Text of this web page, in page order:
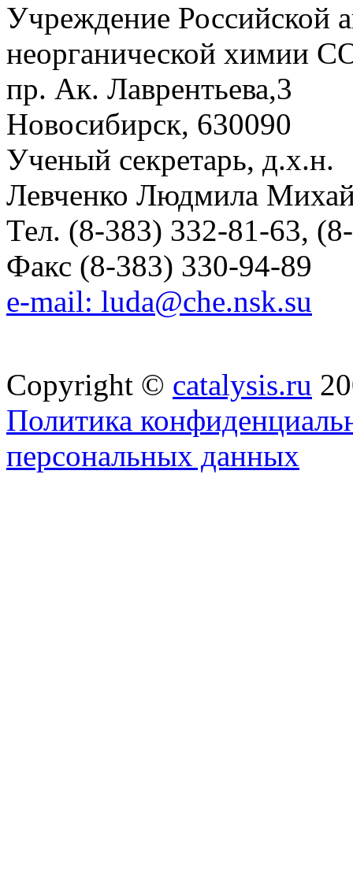
Учреждение Российской
неорганической
пр. Ак. Лаврентьева,3
Новосибирск, 630090
Ученый секретарь, д.х.н.
Левченко Людмила
Тел. (8-383) 332-81-63,
Факс (8-383) 330-94-89
e-mail: luda@che.nsk.su
Copyright © catalysis.ru
Политика
персональных данных